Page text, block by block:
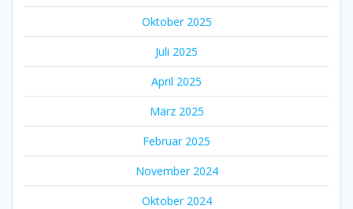
Oktober 2025
Juli 2025
April 2025
März 2025
Februar 2025
November 2024
Oktober 2024